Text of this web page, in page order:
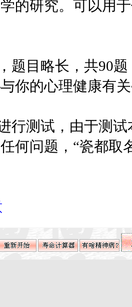
的研究。可以用
题目略长，共90
你的心理健康有关
行测试，由于测
何问题，“瓷都取